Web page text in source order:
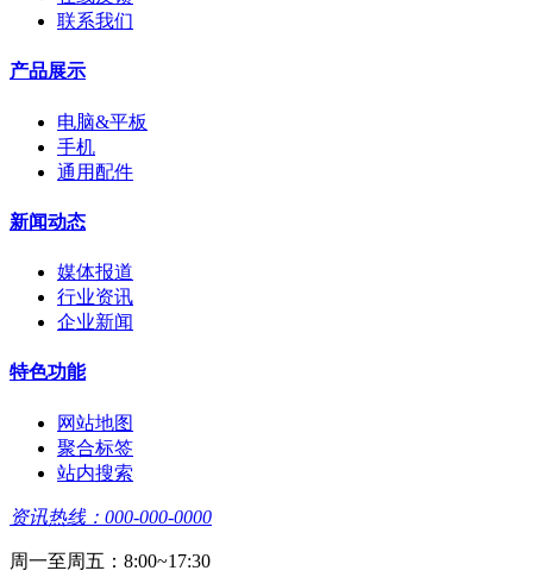
联系我们
产品展示
电脑&平板
手机
通用配件
新闻动态
媒体报道
行业资讯
企业新闻
特色功能
网站地图
聚合标签
站内搜索
资讯热线：000-000-0000
周一至周五：8:00~17:30